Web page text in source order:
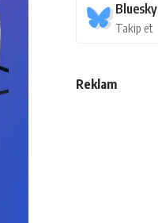
Bluesky
Takip et
Reklam